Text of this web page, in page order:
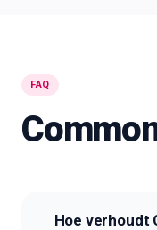
FAQ
Hoe verhoudt